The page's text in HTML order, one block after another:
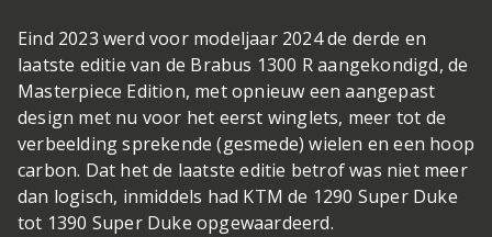
Eind 2023 werd voor modeljaar 2024 de derde en
laatste editie van de Brabus 1300 R aangekondigd, de
Masterpiece Edition, met opnieuw een aangepast
design met nu voor het eerst winglets, meer tot de
verbeelding sprekende (gesmede) wielen en een hoop
carbon. Dat het de laatste editie betrof was niet meer
dan logisch, inmiddels had KTM de 1290 Super Duke
tot 1390 Super Duke opgewaardeerd.